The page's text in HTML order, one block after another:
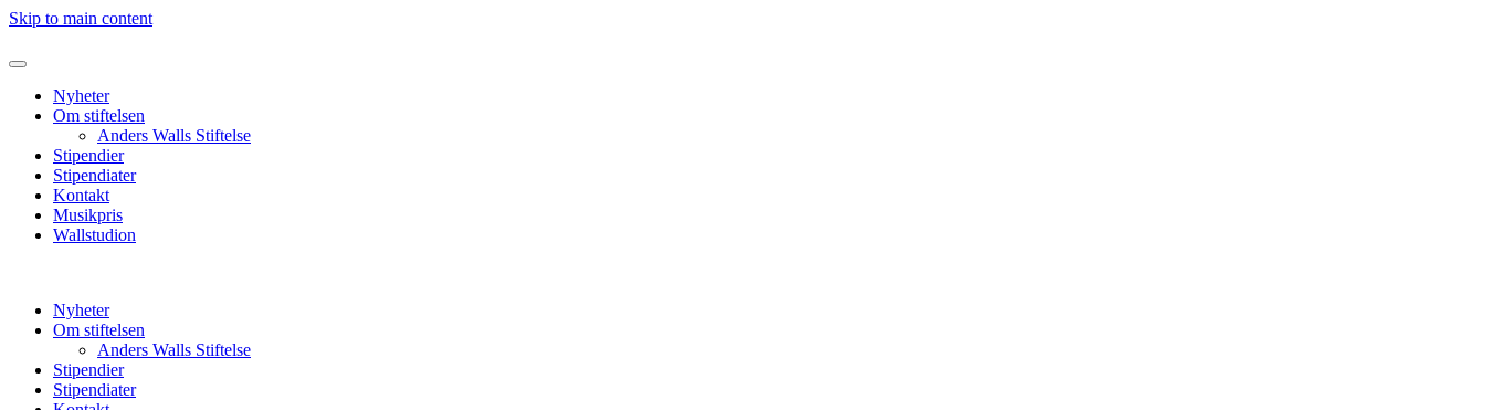
Skip to main content
Nyheter
Om stiftelsen
Anders Walls Stiftelse
Stipendier
Stipendiater
Kontakt
Musikpris
Wallstudion
Nyheter
Om stiftelsen
Anders Walls Stiftelse
Stipendier
Stipendiater